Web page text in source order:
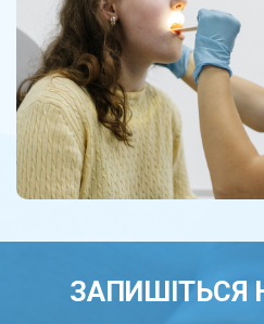
ЗАПИШІТЬСЯ